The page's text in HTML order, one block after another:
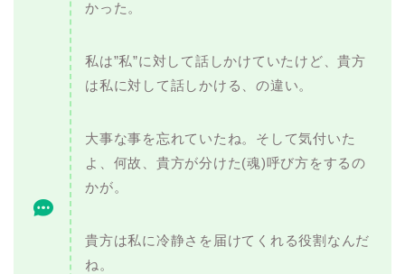
かった。
私は”私”に対して話しかけていたけど、貴方
は私に対して話しかける、の違い。
大事な事を忘れていたね。そして気付いた
よ、何故、貴方が分けた(魂)呼び方をするの
かが。
貴方は私に冷静さを届けてくれる役割なんだ
ね。